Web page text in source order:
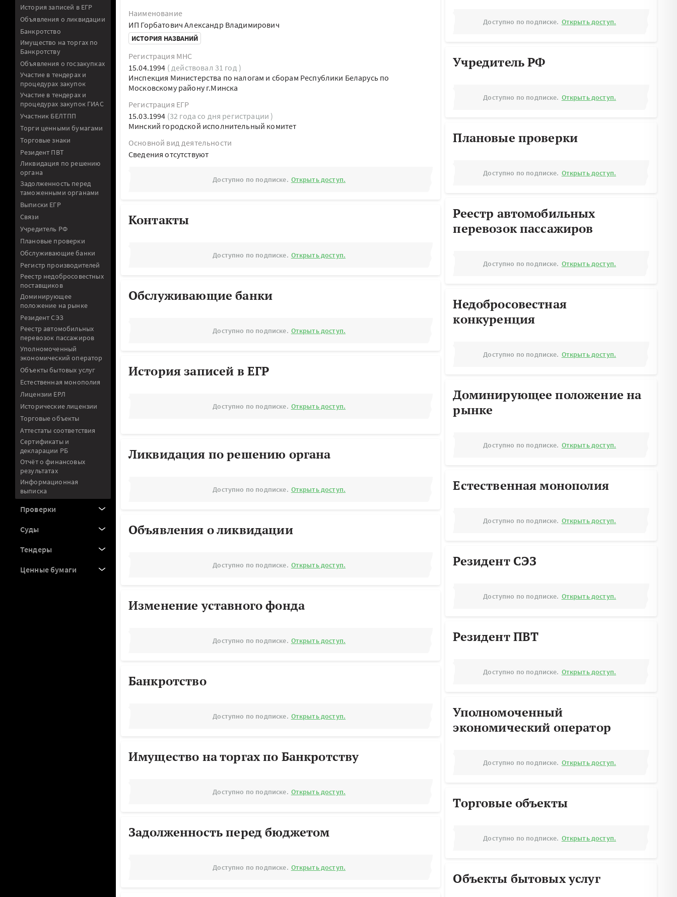
История записей в ЕГР
Объявления о ликвидации
Банкротство
Имущество на торгах по
Банкротству
Объявления о госзакупках
Участие в тендерах и
процедурах закупок
Участие в тендерах и
процедурах закупок ГИАС
Участник БЕЛТПП
Торги ценными бумагами
Торговые знаки
Резидент ПВТ
Ликвидация по решению
органа
Задолженность перед
таможенными органами
Выписки ЕГР
Связи
Учредитель РФ
Плановые проверки
Обслуживающие банки
Регистр производителей
Реестр недобросовестных
поставщиков
Доминирующее
положение на рынке
Резидент СЭЗ
Реестр автомобильных
перевозок пассажиров
Уполномоченный
экономический оператор
Объекты бытовых услуг
Естественная монополия
Лицензии ЕРЛ
Исторические лицензии
Торговые объекты
Аттестаты соответствия
Сертификаты и
декларации РБ
Отчёт о финансовых
результатах
Информационная
выписка
Проверки
Суды
Тендеры
Ценные бумаги
Наименование
ИП Горбатович Александр Владимирович
ИСТОРИЯ НАЗВАНИЙ
Регистрация МНС
15.04.1994 ( действовал 31 год )
Инспекция Министерства по налогам и сборам Республики Беларусь по
Московскому району г.Минска
Регистрация ЕГР
15.03.1994 (32 года со дня регистрации )
Минский городской исполнительный комитет
Основной вид деятельности
Cведения отсутствуют
Доступно по подписке. Открыть доступ.
Контакты
Доступно по подписке. Открыть доступ.
Обслуживающие банки
Доступно по подписке. Открыть доступ.
История записей в ЕГР
Доступно по подписке. Открыть доступ.
Ликвидация по решению органа
Доступно по подписке. Открыть доступ.
Объявления о ликвидации
Доступно по подписке. Открыть доступ.
Изменение уставного фонда
Доступно по подписке. Открыть доступ.
Банкротство
Доступно по подписке. Открыть доступ.
Имущество на торгах по Банкротству
Доступно по подписке. Открыть доступ.
Задолженность перед бюджетом
Доступно по подписке. Открыть доступ.
Доступно по подписке. Открыть доступ.
Учредитель РФ
Доступно по подписке. Открыть доступ.
Плановые проверки
Доступно по подписке. Открыть доступ.
Реестр автомобильных
перевозок пассажиров
Доступно по подписке. Открыть доступ.
Недобросовестная
конкуренция
Доступно по подписке. Открыть доступ.
Доминирующее положение на
рынке
Доступно по подписке. Открыть доступ.
Естественная монополия
Доступно по подписке. Открыть доступ.
Резидент СЭЗ
Доступно по подписке. Открыть доступ.
Резидент ПВТ
Доступно по подписке. Открыть доступ.
Уполномоченный
экономический оператор
Доступно по подписке. Открыть доступ.
Торговые объекты
Доступно по подписке. Открыть доступ.
Объекты бытовых услуг